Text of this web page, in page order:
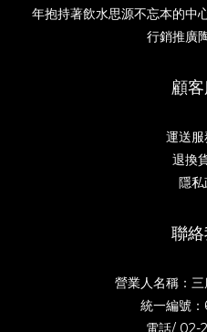
年抱持著飲水思源不忘本的中
行銷推廣
顧
運送
退換
隱
聯
營業人名稱：
統一編號
電話/ 02-